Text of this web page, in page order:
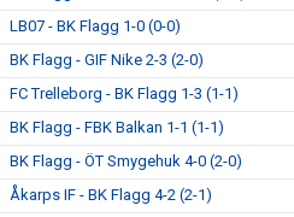
LB07 - BK Flagg 1-0 (0-0)
BK Flagg - GIF Nike 2-3 (2-0)
FC Trelleborg - BK Flagg 1-3 (1-1)
BK Flagg - FBK Balkan 1-1 (1-1)
BK Flagg - ÖT Smygehuk 4-0 (2-0)
Åkarps IF - BK Flagg 4-2 (2-1)